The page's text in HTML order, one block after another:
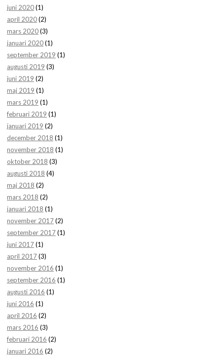
juni 2020(1)
april 2020(2)
mars 2020(3)
januari 2020(1)
september 2019 (1)
augusti 2019 (3)
juni 2019 (2)
maj 2019 (1)
mars 2019 (1)
februari 2019 (1)
januari 2019 (2)
december 2018 (1)
november 2018 (1)
oktober 2018 (3)
augusti 2018 (4)
maj 2018 (2)
mars 2018 (2)
januari 2018 (1)
november 2017(2)
september 2017(1)
juni 2017(1)
april 2017(3)
november 2016 (1)
september 2016 (1)
augusti 2016 (1)
juni 2016 (1)
april 2016 (2)
mars 2016 (3)
februari 2016 (2)
januari 2016 (2)